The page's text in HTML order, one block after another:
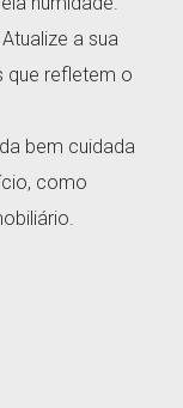
Atualize a sua
que refletem o
bem cuidada
como